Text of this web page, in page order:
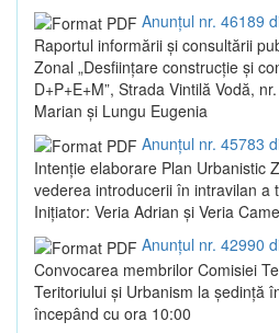
Anunțul nr. 46189
Raportul informării și consultării
Zonal „Desființare construcție și
D+P+E+M”, Strada Vintilă Vodă,
Marian și Lungu Eugenia
Anunțul nr. 45783
Intenție elaborare Plan Urbanistic
vederea introducerii în intravilan a
Inițiator: Veria Adrian și Veria
Anunțul nr. 42990
Convocarea membrilor Comisiei
Teritoriului și Urbanism la ședință
începând cu ora 10:00